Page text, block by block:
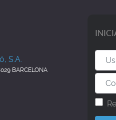
S.A.
BARCELONA